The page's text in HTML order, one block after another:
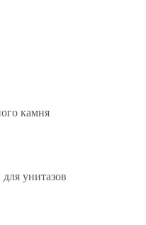
камня
унитазов